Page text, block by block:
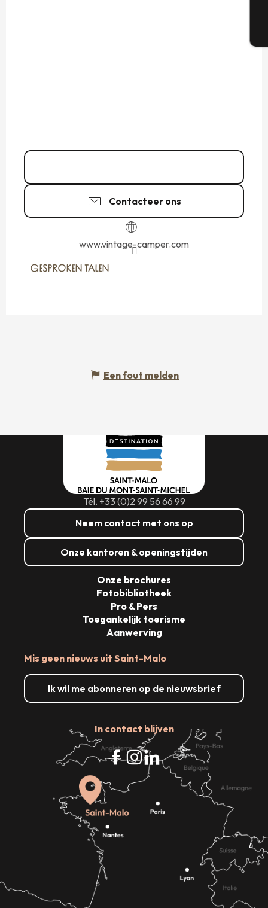
Contacteer ons
www.vintage-camper.com
GESPROKEN TALEN
GESPROKEN TALEN
Een fout melden
Tél. +33 (0)2 99 56 66 99
Neem contact met ons op
Onze kantoren & openingstijden
Mis geen nieuws uit Saint-Malo
Ik wil me abonneren op de nieuwsbrief
In contact blijven
Onze brochures
Fotobibliotheek
Pro & Pers
Toegankelijk toerisme
Aanwerving